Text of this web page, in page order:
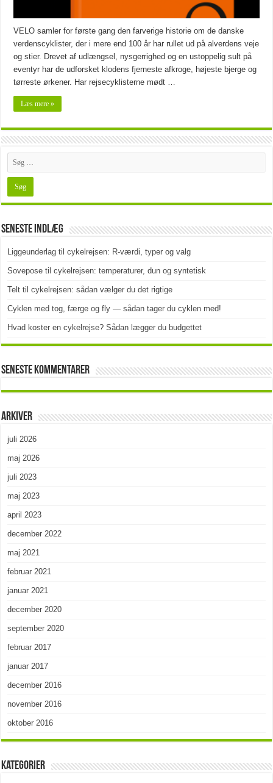
VELO samler for første gang den farverige historie om de danske
verdenscyklister, der i mere end 100 år har rullet ud på alverdens veje
og stier. Drevet af udlængsel, nysgerrighed og en ustoppelig sult på
eventyr har de udforsket klodens fjerneste afkroge, højeste bjerge og
tørreste ørkener. Har rejsecyklisterne mødt …
Læs mere »
Seneste indlæg
Liggeunderlag til cykelrejsen: R-værdi, typer og valg
Sovepose til cykelrejsen: temperaturer, dun og syntetisk
Telt til cykelrejsen: sådan vælger du det rigtige
Cyklen med tog, færge og fly — sådan tager du cyklen med!
Hvad koster en cykelrejse? Sådan lægger du budgettet
Seneste kommentarer
Arkiver
juli 2026
maj 2026
juli 2023
maj 2023
april 2023
december 2022
maj 2021
februar 2021
januar 2021
december 2020
september 2020
februar 2017
januar 2017
december 2016
november 2016
oktober 2016
Kategorier